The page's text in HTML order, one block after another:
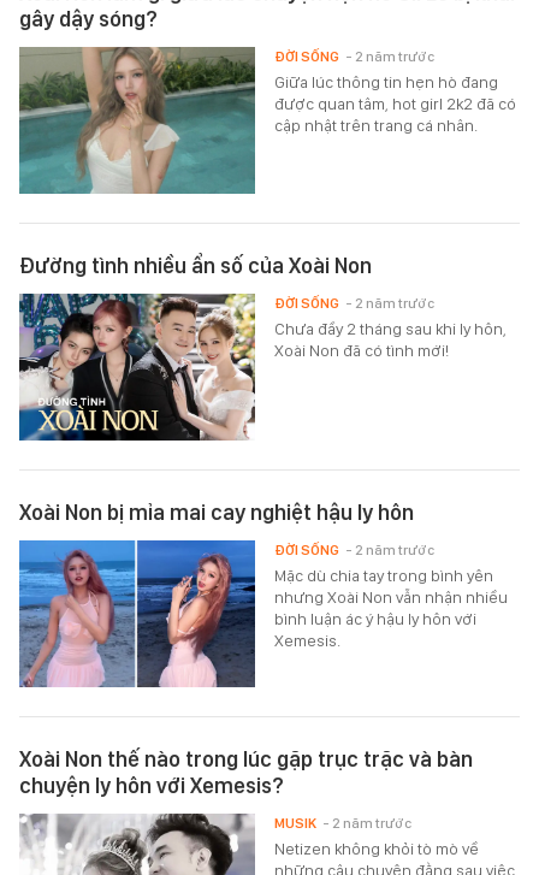
gây dậy sóng?
Giữa lúc thông tin hẹn hò đang
được quan tâm, hot girl 2k2 đã có
cập nhật trên trang cá nhân.
ĐỜI SỐNG - 2 năm trước
Đường tình nhiều ẩn số của Xoài Non
Chưa đầy 2 tháng sau khi ly hôn,
Xoài Non đã có tình mới!
ĐỜI SỐNG - 2 năm trước
Xoài Non bị mỉa mai cay nghiệt hậu ly hôn
Mặc dù chia tay trong bình yên
nhưng Xoài Non vẫn nhận nhiều
bình luận ác ý hậu ly hôn với
Xemesis.
ĐỜI SỐNG - 2 năm trước
Xoài Non thế nào trong lúc gặp trục trặc và bàn
chuyện ly hôn với Xemesis?
Netizen không khỏi tò mò về
những câu chuyện đằng sau việc
MUSIK - 2 năm trước